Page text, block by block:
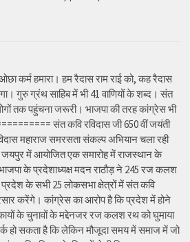
कर्म हमारा। हम रैदास राम राई को, कह रैदास
गुरु ग्रंथ साहिब में भी 41 वाणियों के शब्द। संत
तक पहुंचना जरूरी। भाजपा की तरह कांग्रेस भी
संत कवि रविदास जी 650 वीं जयंती
महाराज समरसता संकल्प अभियान चला रही
में आयोजित एक समारोह में राजस्थान के
के प्रदेशाध्यक्ष मदन राठौड़ ने 245 रज कलश
के सभी 25 लोकसभा क्षेत्रों में संत कवि
करेंगे। कांग्रेस का आरोप है कि प्रदेश में होने
के चुनावों के मद्देनजर रज कलश रथ को घुमाया
हो सकता है कि लेकिन मौजूदा समय में समाज में जो